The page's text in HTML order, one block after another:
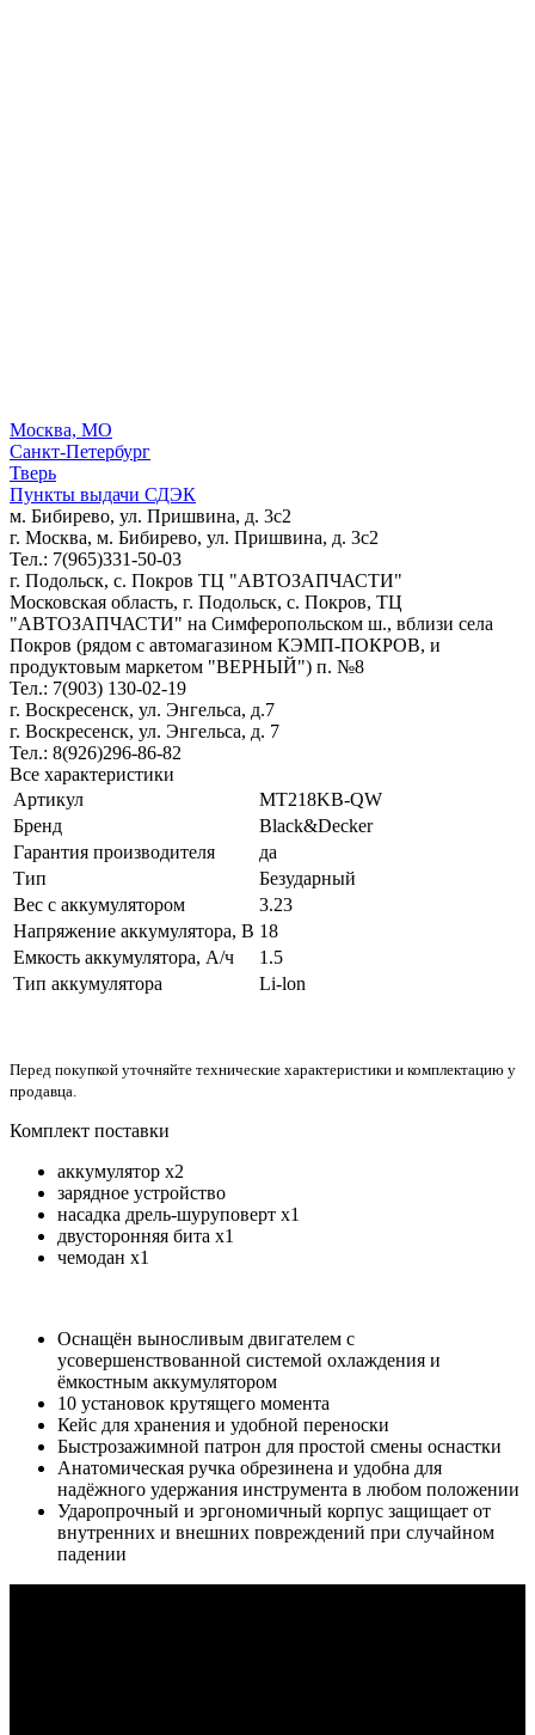
Москва, МО
Санкт-Петербург
Тверь
Пункты выдачи СДЭК
м. Бибирево, ул. Пришвина, д. 3с2
г. Москва, м. Бибирево, ул. Пришвина, д. 3с2
Тел.: 7(965)331-50-03
г. Подольск, c. Покров ТЦ "АВТОЗАПЧАСТИ"
Московская область, г. Подольск, c. Покров, ТЦ
"АВТОЗАПЧАСТИ" на Симферопольском ш., вблизи села
Покров (рядом с автомагазином КЭМП-ПОКРОВ, и
продуктовым маркетом "ВЕРНЫЙ") п. №8
Тел.: 7(903) 130-02-19
г. Воскресенск, ул. Энгельса, д.7
г. Воскресенск, ул. Энгельса, д. 7
Тел.: 8(926)296-86-82
Все характеристики
Артикул
MT218KB-QW
Бренд
Black&Decker
Гарантия производителя
да
Тип
Безударный
Вес с аккумулятором
3.23
Напряжение аккумулятора, В 18
Емкость аккумулятора, А/ч
1.5
Тип аккумулятора
Li-lon
Перед покупкой уточняйте технические характеристики и комплектацию у
продавца.
Комплект поставки
аккумулятор x2
зарядное устройство
насадка дрель-шуруповерт x1
двусторонняя бита x1
чемодан x1
Оснащён выносливым двигателем с
усовершенствованной системой охлаждения и
ёмкостным аккумулятором
10 установок крутящего момента
Кейс для хранения и удобной переноски
Быстрозажимной патрон для простой смены оснастки
Анатомическая ручка обрезинена и удобна для
надёжного удержания инструмента в любом положении
Ударопрочный и эргономичный корпус защищает от
внутренних и внешних повреждений при случайном
падении